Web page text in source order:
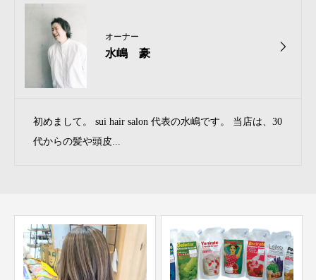
オーナー
水嶋 豪
初めまして。 sui hair salon 代表の水嶋です。 当店は、30
代からの髪や頭皮...